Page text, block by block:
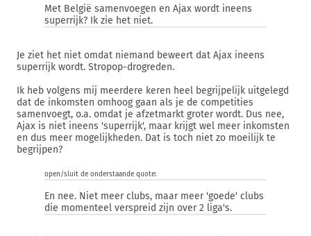
Met België samenvoegen en Ajax wordt ineens
superrijk? Ik zie het niet.
Je ziet het niet omdat niemand beweert dat Ajax ineens
superrijk wordt. Stropop-drogreden.
Ik heb volgens mij meerdere keren heel begrijpelijk uitgelegd
dat de inkomsten omhoog gaan als je de competities
samenvoegt, o.a. omdat je afzetmarkt groter wordt. Dus nee,
Ajax is niet ineens 'superrijk', maar krijgt wel meer inkomsten
en dus meer mogelijkheden. Dat is toch niet zo moeilijk te
begrijpen?
open/sluit de onderstaande quote:
En nee. Niet meer clubs, maar meer 'goede' clubs
die momenteel verspreid zijn over 2 liga's.